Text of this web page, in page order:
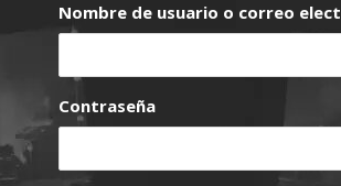
Nombre de usuario o correo
Contraseña